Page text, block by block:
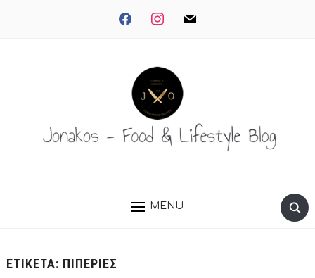
facebookinstagrammail
MENU
ΕΤΙΚΈΤΑ: ΠΙΠΕΡΙΈΣ